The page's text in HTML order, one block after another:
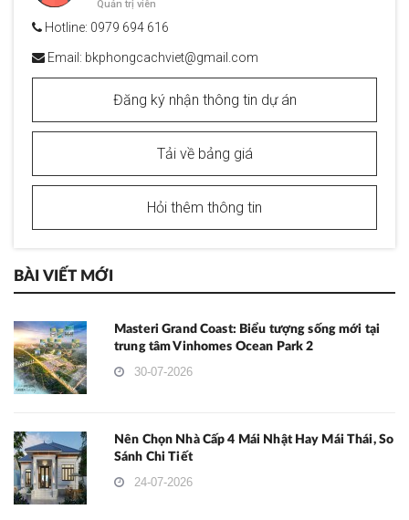
Quản trị viên
Hotline: 0979 694 616
Email: bkphongcachviet@gmail.com
Đăng ký nhận thông tin dự án
Tải về bảng giá
Hỏi thêm thông tin
BÀI VIẾT MỚI
Masteri Grand Coast: Biểu tượng sống mới tại
trung tâm Vinhomes Ocean Park 2
30-07-2026
Nên Chọn Nhà Cấp 4 Mái Nhật Hay Mái Thái, So
Sánh Chi Tiết
24-07-2026